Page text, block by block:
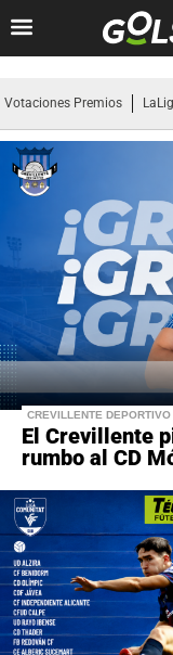
Votaciones Premios
CREVILLENTE DEPORTIVO
El Crevillente
rumbo al CD